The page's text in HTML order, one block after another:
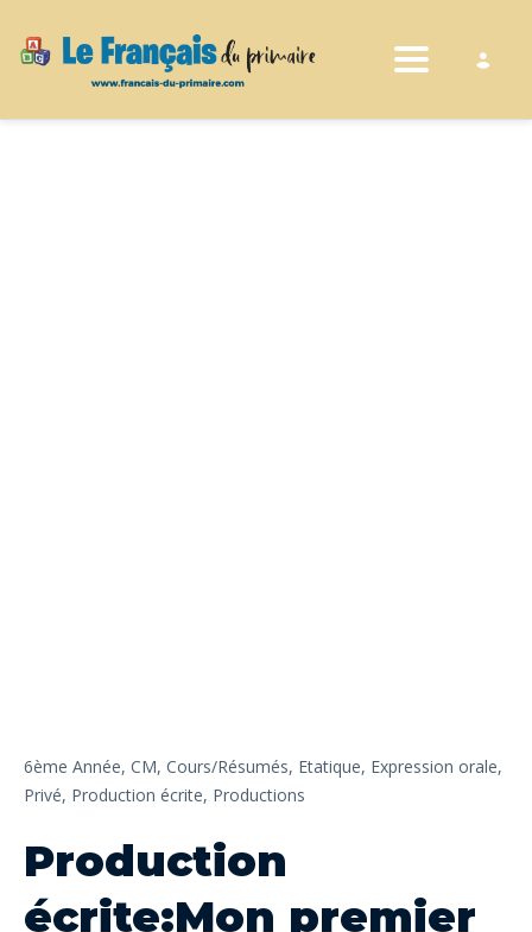
Toggle
6ème Année, CM, Cours/Résumés, Etatique, Expression orale,
Privé, Production écrite, Productions
Production
écrite:Mon premier